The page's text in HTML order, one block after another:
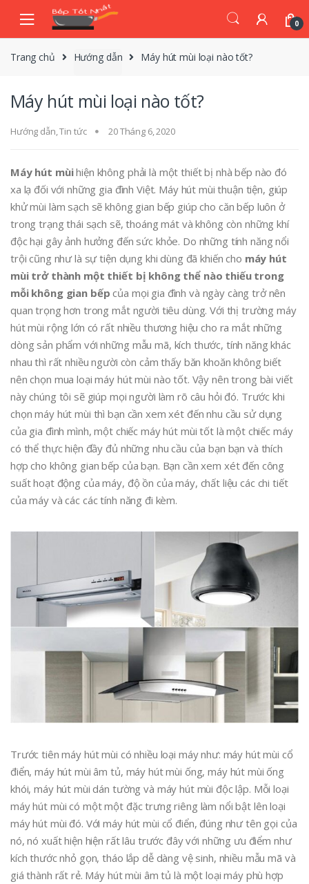
navigation
content
0
Trang chủ Hướng dẫn Máy hút mùi loại nào tốt?
Máy hút mùi loại nào tốt?
Hướng dẫn,Tin tức 20 Tháng 6, 2020
Máy hút mùihiện không phải là một thiết bị nhà bếp nào đó
xa lạ đối với những gia đình Việt. Máy hút mùi thuận tiện, giúp
khử mùi làm sạch sẽ không gian bếp giúp cho căn bếp luôn ở
trong trạng thái sạch sẽ, thoáng mát và không còn những khí
độc hại gây ảnh hưởng đến sức khỏe. Do những tính năng nổi
trội cũng như là sự tiện dụng khi dùng đã khiến cho máy hút
mùi trở thành một thiết bị không thể nào thiếu trong
mỗi không gian bếp của mọi gia đình và ngày càng trở nên
quan trọng hơn trong mắt người tiêu dùng. Với thị trường máy
hút mùi rộng lớn có rất nhiều thương hiệu cho ra mắt những
dòng sản phẩm với những mẫu mã, kích thước, tính năng khác
nhau thì rất nhiều người còn cảm thấy băn khoăn không biết
nên chọn mua loại máy hút mùi nào tốt. Vậy nên trong bài viết
này chúng tôi sẽ giúp mọi người làm rõ câu hỏi đó. Trước khi
chọn máy hút mùi thì bạn cần xem xét đến nhu cầu sử dụng
của gia đình mình, một chiếc máy hút mùi tốt là một chiếc máy
có thể thực hiện đầy đủ những nhu cầu của bạn bạn và thích
hợp cho không gian bếp của bạn. Bạn cần xem xét đến công
suất hoạt động của máy, độ ồn của máy, chất liệu các chi tiết
của máy và các các tính năng đi kèm.
Trước tiên máy hút mùi có nhiều loại máy như: máy hút mùi cổ
điển, máy hút mùi âm tủ, máy hút mùi ống, máy hút mùi ống
khói, máy hút mùi dán tường và máy hút mùi độc lập. Mỗi loại
máy hút mùi có một một đặc trưng riêng làm nổi bật lên loại
máy hút mùi đó. Với máy hút mùi cổ điển, đúng như tên gọi của
nó, nó xuất hiện hiện rất lâu trước đây với những ưu điểm như
kích thước nhỏ gọn, tháo lắp dễ dàng vệ sinh, nhiều mẫu mã và
giá thành rất rẻ. Máy hút mùi âm tủ là một loại máy phù hợp